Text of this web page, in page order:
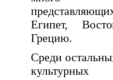
Египет,
Грецию.
Среди
культурных